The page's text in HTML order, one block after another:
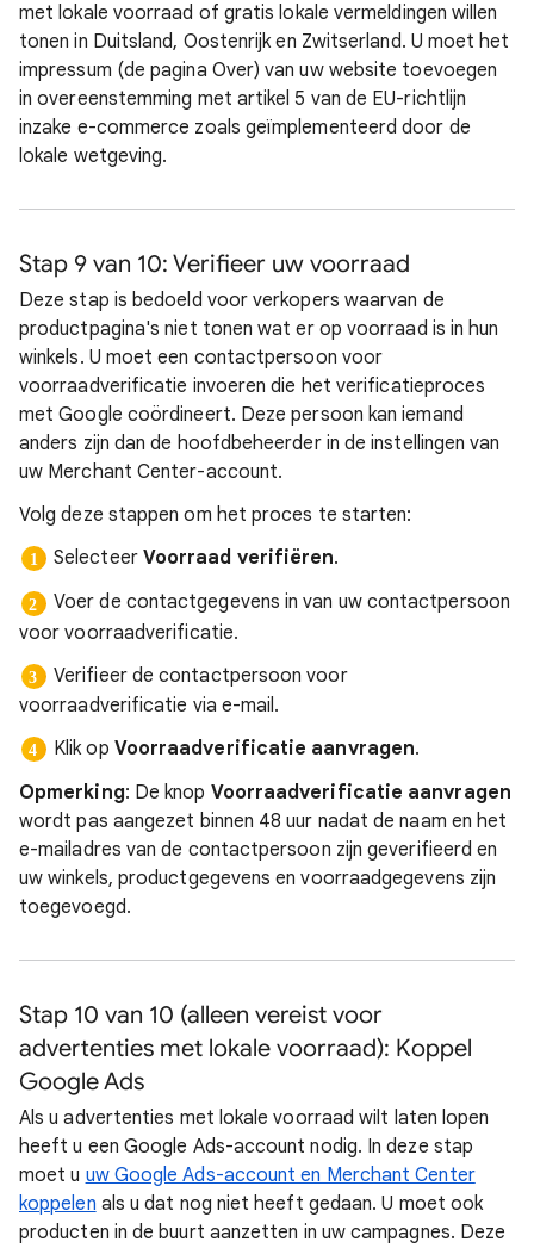
met lokale voorraad of gratis lokale vermeldingen willen
tonen in Duitsland, Oostenrijk en Zwitserland. U moet het
impressum (de pagina Over) van uw website toevoegen
in overeenstemming met artikel 5 van de EU-richtlijn
inzake e-commerce zoals geïmplementeerd door de
lokale wetgeving.
Stap 9 van 10: Verifieer uw voorraad
Deze stap is bedoeld voor verkopers waarvan de
productpagina's niet tonen wat er op voorraad is in hun
winkels. U moet een contactpersoon voor
voorraadverificatie invoeren die het verificatieproces
met Google coördineert. Deze persoon kan iemand
anders zijn dan de hoofdbeheerder in de instellingen van
uw Merchant Center-account.
Volg deze stappen om het proces te starten:
Selecteer Voorraad verifiëren.
Voer de contactgegevens in van uw contactpersoon
voor voorraadverificatie.
Verifieer de contactpersoon voor
voorraadverificatie via e-mail.
Klik op Voorraadverificatie aanvragen.
Opmerking: De knop Voorraadverificatie aanvragen
wordt pas aangezet binnen 48 uur nadat de naam en het
e-mailadres van de contactpersoon zijn geverifieerd en
uw winkels, productgegevens en voorraadgegevens zijn
toegevoegd.
Stap 10 van 10 (alleen vereist voor
advertenties met lokale voorraad): Koppel
Google Ads
Als u advertenties met lokale voorraad wilt laten lopen
heeft u een Google Ads-account nodig. In deze stap
moet u uw Google Ads-account en Merchant Center
koppelen als u dat nog niet heeft gedaan. U moet ook
producten in de buurt aanzetten in uw campagnes. Deze